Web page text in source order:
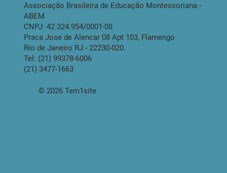
Consulte opções de pagamento para desconto
de até 15%
Associação Brasileira de Educação Montessoriana -
ABEM
CNPJ: 42.324.954/0001-08
Praca Jose de Alencar 08 Apt 103, Flamengo
Rio de Janeiro RJ - 22230-020.
Tel: (21) 99378-6006
(21) 3477-1663
© 2026 Tem1site